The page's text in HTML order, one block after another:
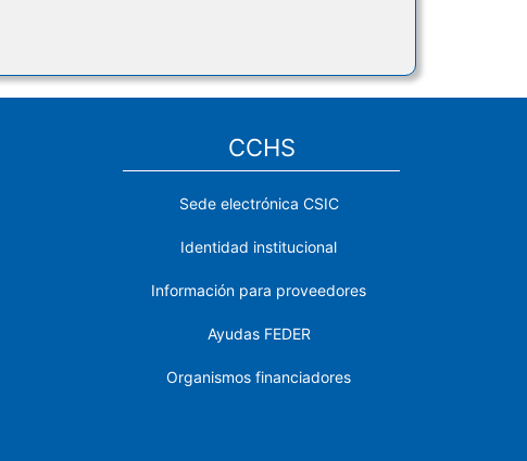
CCHS
Sede electrónica CSIC
Identidad institucional
Información para proveedores
Ayudas FEDER
Organismos financiadores